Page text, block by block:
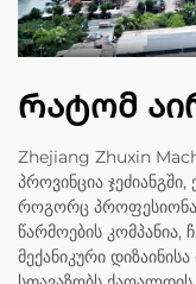
Რატომ
Zhejiang Zhuxin
პროვინცია
როგორც
წარმოების კომპანია,
მექანიკური